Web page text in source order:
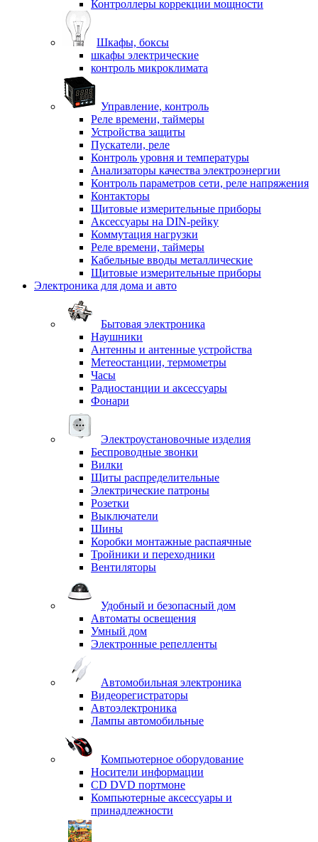
Контроллеры коррекции мощности
Шкафы, боксы
шкафы электрические
контроль микроклимата
Управление, контроль
Реле времени, таймеры
Устройства защиты
Пускатели, реле
Контроль уровня и температуры
Анализаторы качества электроэнергии
Контроль параметров сети, реле напряжения
Контакторы
Щитовые измерительные приборы
Аксессуары на DIN-рейку
Коммутация нагрузки
Реле времени, таймеры
Кабельные вводы металлические
Щитовые измерительные приборы
Электроника для дома и авто
Бытовая электроника
Наушники
Антенны и антенные устройства
Метеостанции, термометры
Часы
Радиостанции и аксессуары
Фонари
Электроустановочные изделия
Беспроводные звонки
Вилки
Щиты распределительные
Электрические патроны
Розетки
Выключатели
Шины
Коробки монтажные распаячные
Тройники и переходники
Вентиляторы
Удобный и безопасный дом
Автоматы освещения
Умный дом
Электронные репелленты
Автомобильная электроника
Видеорегистраторы
Автоэлектроника
Лампы автомобильные
Компьютерное оборудование
Носители информации
CD DVD портмоне
Компьютерные аксессуары и
принадлежности